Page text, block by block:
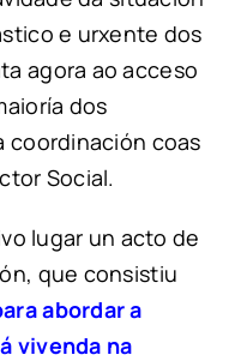
e urxente dos
agora ao acceso
dos
coordinación coas
Social.
lugar un acto de
que consistiu
abordar a
vivenda na